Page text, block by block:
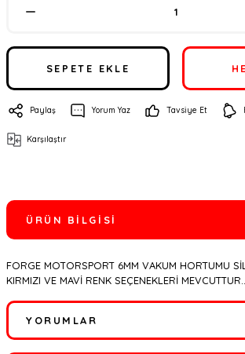
SEPETE EKLE
Paylaş Yorum Yaz Tavsiye Et
Karşılaştır
ÜRÜN BILGISI
FORGE MOTORSPORT 6MM VAKUM HORTUMU
KIRMIZI VE MAVİ RENK SEÇENEKLERİ MEVCUTTUR...
YORUMLAR